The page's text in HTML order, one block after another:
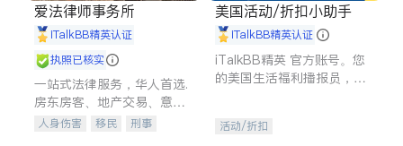
爱法律师事务所
iTalkBB精英认证
执照已核实
一站式法律服务，华人首选.
房东房客、地产交易、意外
伤害、车祸重伤、商业诉
人身伤害 移民
刑事
美国活动/折扣小助手
iTalkBB精英认证
iTalkBB精英 官方账号。您
的美国生活福利播报员，精
专属福利。
活动/折扣